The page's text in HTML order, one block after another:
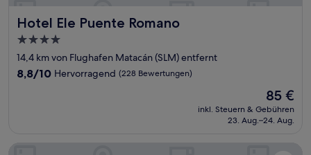
Hotel Ele Puente Romano
Hotel Ele Puente Romano
4.0-
Sterne-
Unterkunft
14,4 km von Flughafen Matacán (SLM) entfernt
8.8
8,8/10 Hervorragend (228 Bewertungen)
Der
Preis
beträgt
85 €
inkl. Steuern & Gebühren
23. Aug.–24. Aug.